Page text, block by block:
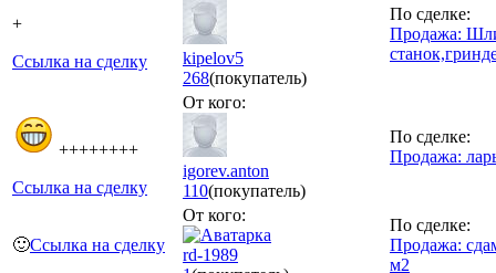
+
Ссылка на сделку
kipelov5
268(покупатель)
По сделке:
Продажа:
++++++++
Ссылка на сделку
От кого:
igorev.anton
110(покупатель)
По сделке:
Продажа:
🙂Ссылка на сделку
От кого:
rd-1989
По сделке:
Продажа:
м2